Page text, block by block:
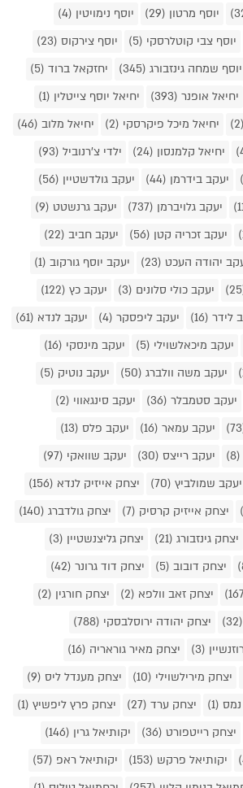
יוסף מרטון (29)
יוסף נימויטין (4)
יוסף צבי קוטלרסקי (5)
יוסף צירקוס (23)
יוסף שמחה גינזבורג (345)
יחזקאל ברוד (5)
יחיאל אופנר (393)
יחיאל יוסף צייטלין (1)
יחיאל מיכל פיקרסקי (2)
יחיאל מלוב (46)
יחיאל קלמנסון (24)
ילדי צ'רנוביל (93)
יעקב בידרמן (44)
יעקב גולדשטיין (56)
יעקב גלויברמן (737)
יעקב גרנשטט (9)
יעקב זכריה קטן (56)
יעקב חביב (22)
יהודה העכט (23)
יעקב יוסף גורקוב (1)
יעקב כולי סלונים (3)
יעקב כץ (122)
לידר (16) יעקב ליפסקר (4)
יעקב לנדא (61)
יעקב מיכאלשוילי (5)
יעקב מינסקי (16)
יעקב משה וולברג (50)
יעקב נוטיק (5)
יעקב סטמבלר (36)
יעקב סינגאווי (2)
יעקב עמאר (16)
יעקב פלס (13)
יעקב רייצס (30)
יעקב שוואקי (97)
יעקב שמולביץ (70)
יצחק אייזיק לנדא (156)
יצחק אייזיק קרסיק (7)
יצחק גולדברג (140)
יצחק גינזבורג (21)
יצחק גליצנשטיין (3)
יצחק דובוב (5)
יצחק דוד גרונר (42)
יצחק זאב וולפא (2)
יצחק חורגין (2)
יצחק יהודה ירוסלבסקי (788)
(3)
יצחק מאיר גוראריה (16)
יצחק מירילשוילי (10)
יצחק מענדל ליס (9)
(1) יצחק ערד (27)
יצחק פרץ ליפשיץ (1)
יצחק רייטפורט (36)
יקותיאל גרין (146)
יקותיאל פרקש (153)
יקותיאל ראפ (57)